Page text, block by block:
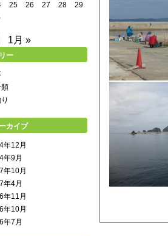
25 26 27 28
29
1月 »
ー
カイブ
年12月
年9月
年10月
年4月
年11月
年10月
年7月